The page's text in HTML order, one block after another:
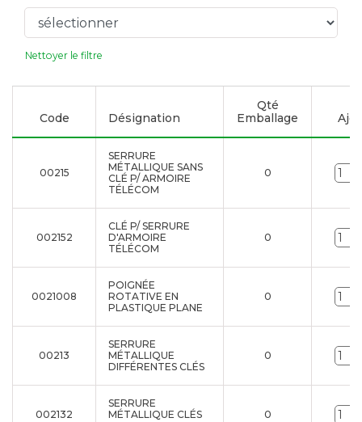
Nettoyer le filtre
Code Désignation
Qté
Emballage
00215
SERRURE
MÉTALLIQUE SANS
CLÉ P/ ARMOIRE
TÉLÉCOM
0
002152
CLÉ P/ SERRURE
D'ARMOIRE
TÉLÉCOM
0
0021008
POIGNÉE
ROTATIVE EN
PLASTIQUE PLANE
0
00213
SERRURE
MÉTALLIQUE
DIFFÉRENTES CLÉS
0
002132
SERRURE
MÉTALLIQUE CLÉS
0